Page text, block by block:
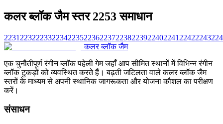
कलर ब्लॉक जैम स्तर 2253 समाधान
2231 2232223322342235223622372238223922402241 22422243
कलर ब्लॉक जैम
एक चुनौतीपूर्ण रंगीन ब्लॉक पहेली गेम जहाँ आप सीमित स्थानों में विभिन्न रंगीन
ब्लॉक टुकड़ों को व्यवस्थित करते हैं। बढ़ती जटिलता वाले कलर ब्लॉक जैम
स्तरों के माध्यम से अपनी स्थानिक जागरूकता और योजना कौशल का परीक्षण
करें।
संसाधन